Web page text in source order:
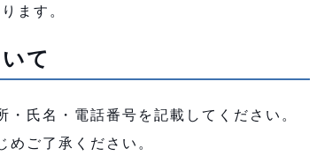
ます。
て
氏名・電話番号を記載してください。
めご了承ください。